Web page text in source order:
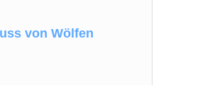
von Wölfen